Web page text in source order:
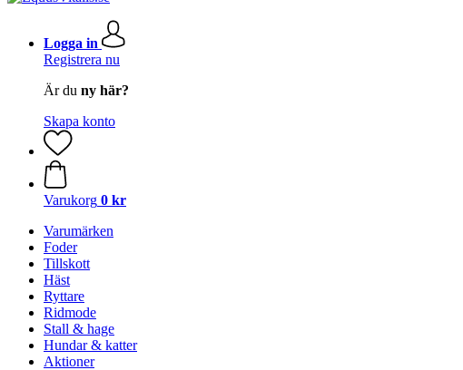
Logga in
Registrera nu
Är du ny här?
Skapa konto
Varukorg 0 kr
Varumärken
Foder
Tillskott
Häst
Ryttare
Ridmode
Stall & hage
Hundar & katter
Aktioner